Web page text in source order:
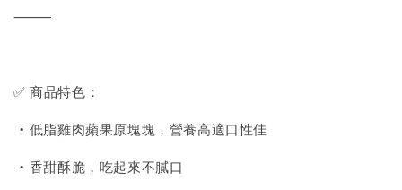
⸻
✅ 商品特色：
• 低脂雞肉蘋果原塊塊，營養高適口性佳
• 香甜酥脆，吃起來不膩口